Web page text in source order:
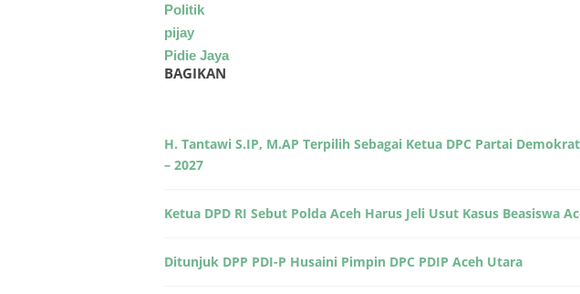
Politik
pijay
Pidie Jaya
BAGIKAN
H. Tantawi S.IP, M.AP Terpilih Sebagai Ketua DPC Partai
– 2027
Ketua DPD RI Sebut Polda Aceh Harus Jeli Usut Kasus Beasiswa
Ditunjuk DPP PDI-P Husaini Pimpin DPC PDIP Aceh Utara